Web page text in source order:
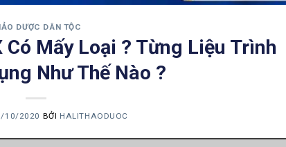
DƯỢC DÂN TỘC
Có Mấy Loại ? Từng Liệu Trình
Như Thế Nào ?
10/2020 BỞI HALITHAODUOC